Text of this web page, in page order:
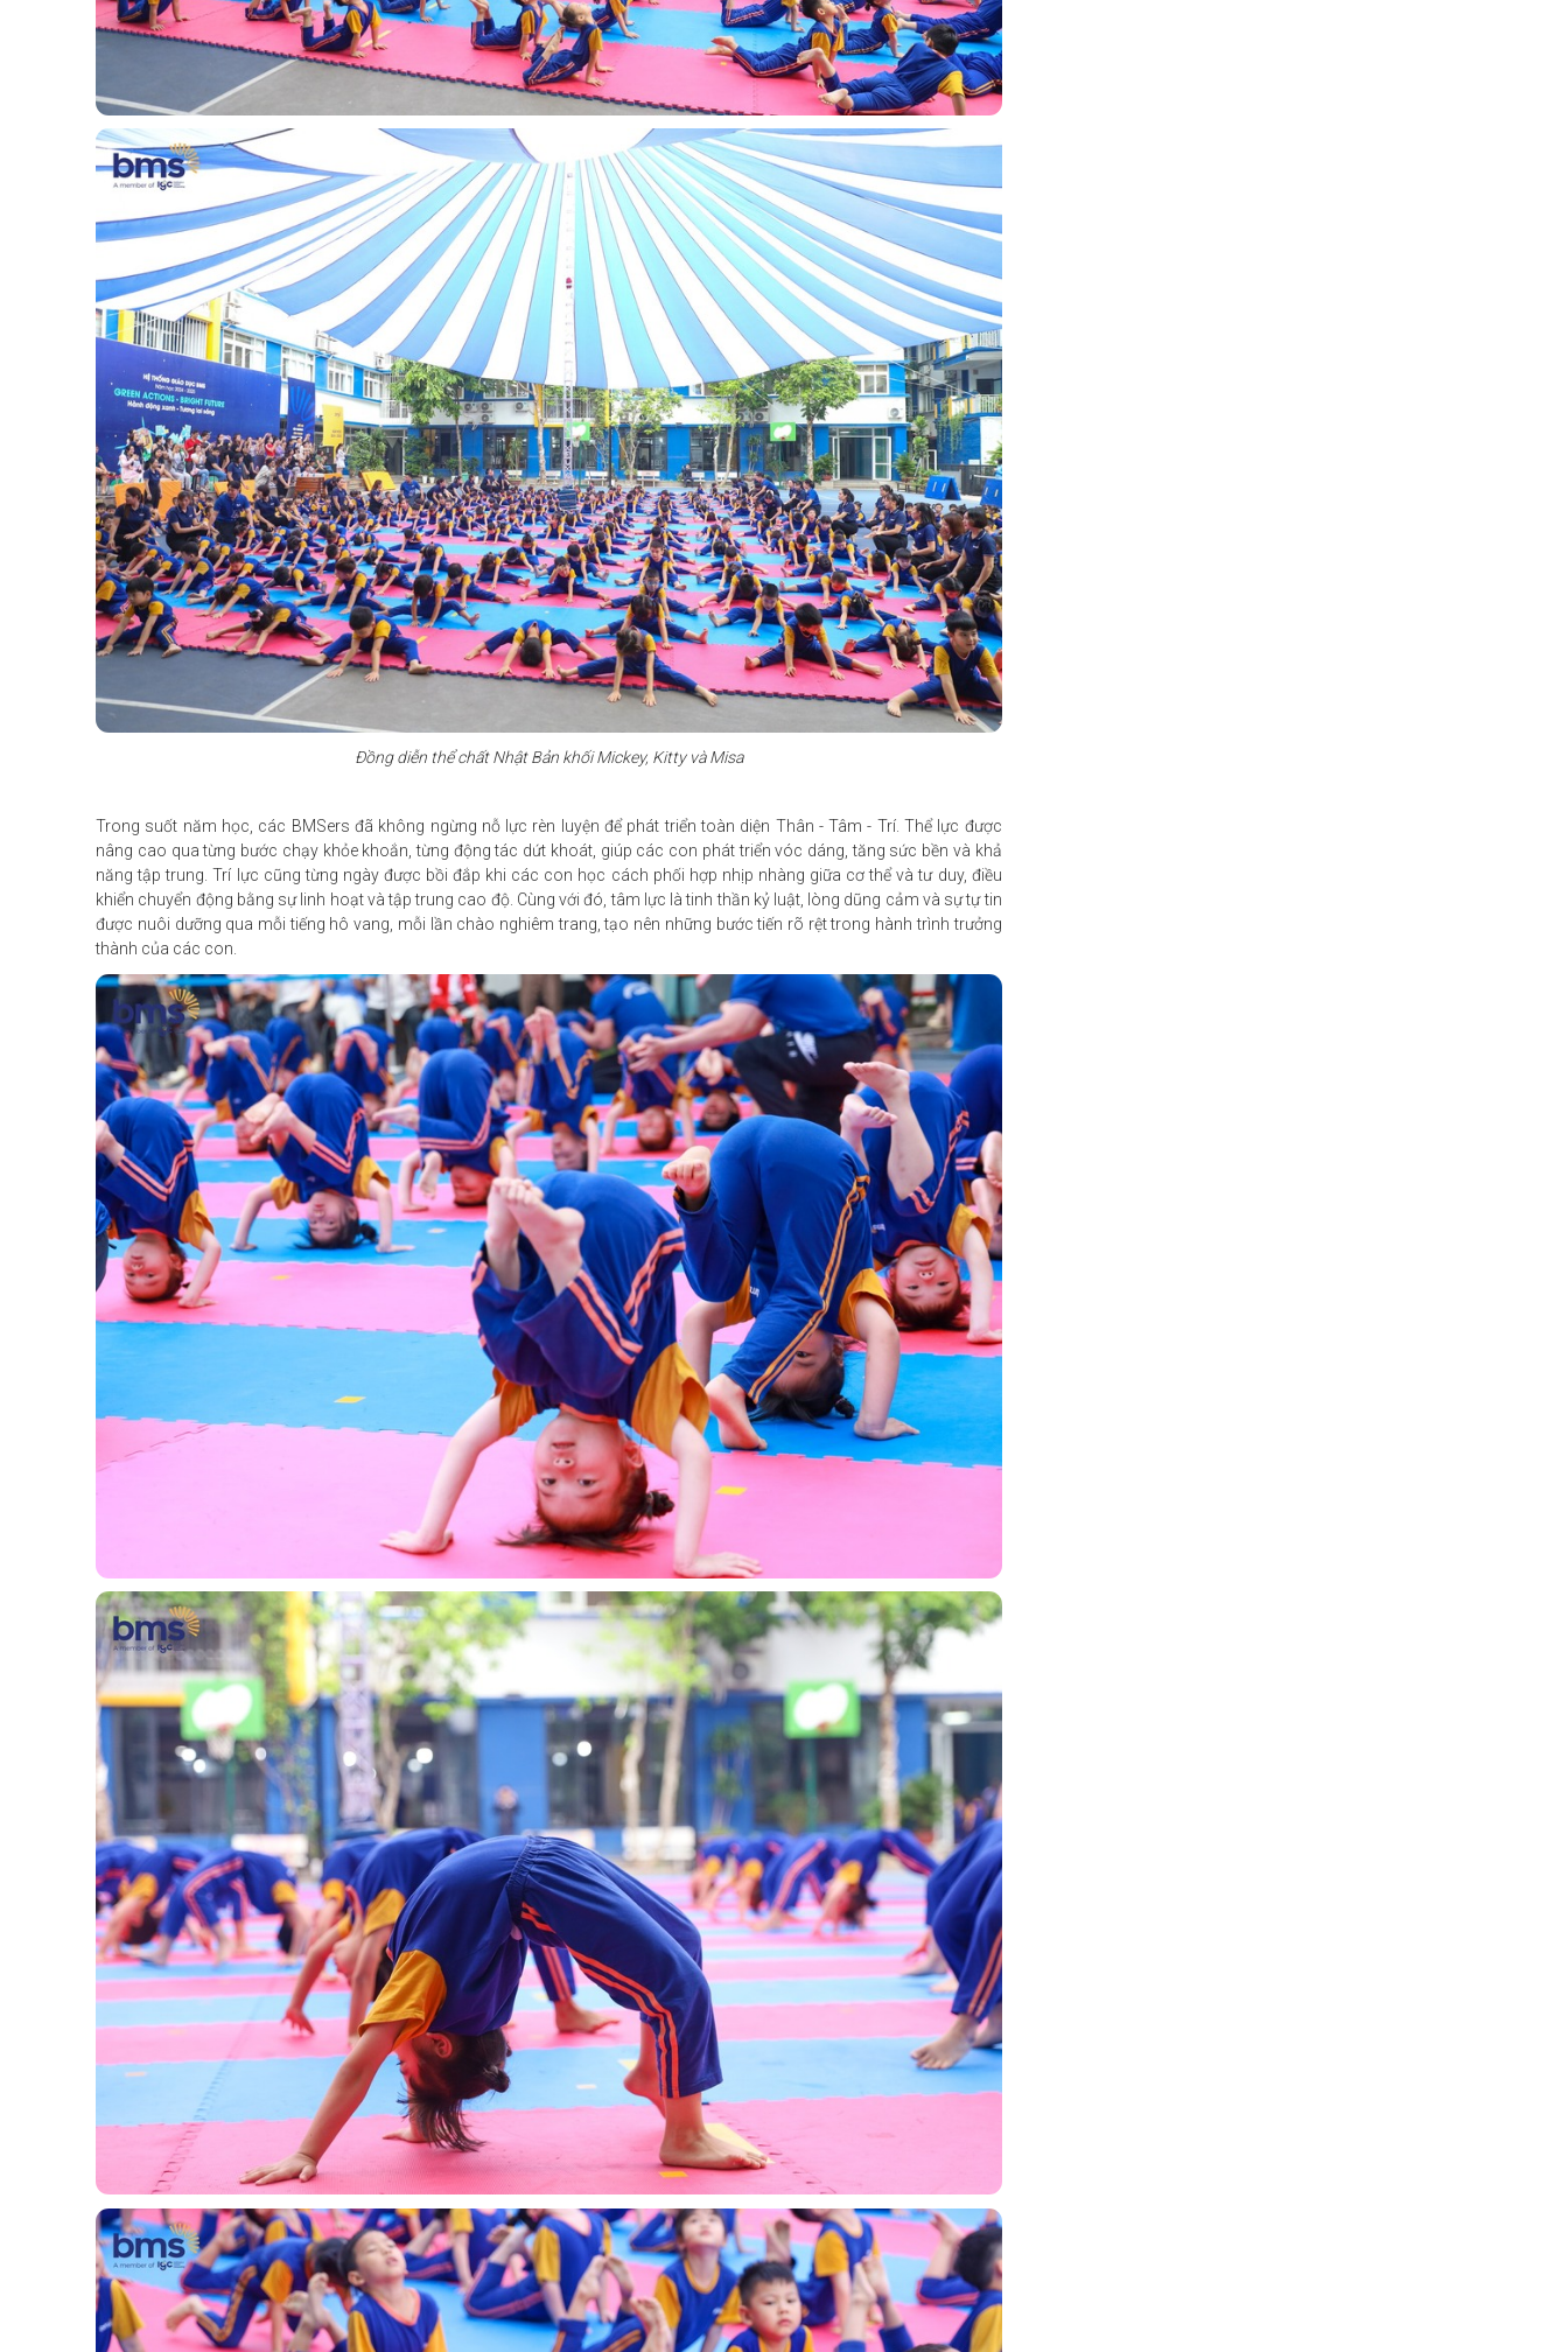
Đồng diễn thể chất Nhật Bản khối Mickey, Kitty và Misa
Trong suốt năm học, các BMSers đã không ngừng nỗ lực rèn luyện để phát triển toàn diện Thân - Tâm - Trí. Thể lực được
nâng cao qua từng bước chạy khỏe khoắn, từng động tác dứt khoát, giúp các con phát triển vóc dáng, tăng sức bền và khả
năng tập trung. Trí lực cũng từng ngày được bồi đắp khi các con học cách phối hợp nhịp nhàng giữa cơ thể và tư duy, điều
khiển chuyển động bằng sự linh hoạt và tập trung cao độ. Cùng với đó, tâm lực là tinh thần kỷ luật, lòng dũng cảm và sự tự tin
được nuôi dưỡng qua mỗi tiếng hô vang, mỗi lần chào nghiêm trang, tạo nên những bước tiến rõ rệt trong hành trình trưởng
thành của các con.